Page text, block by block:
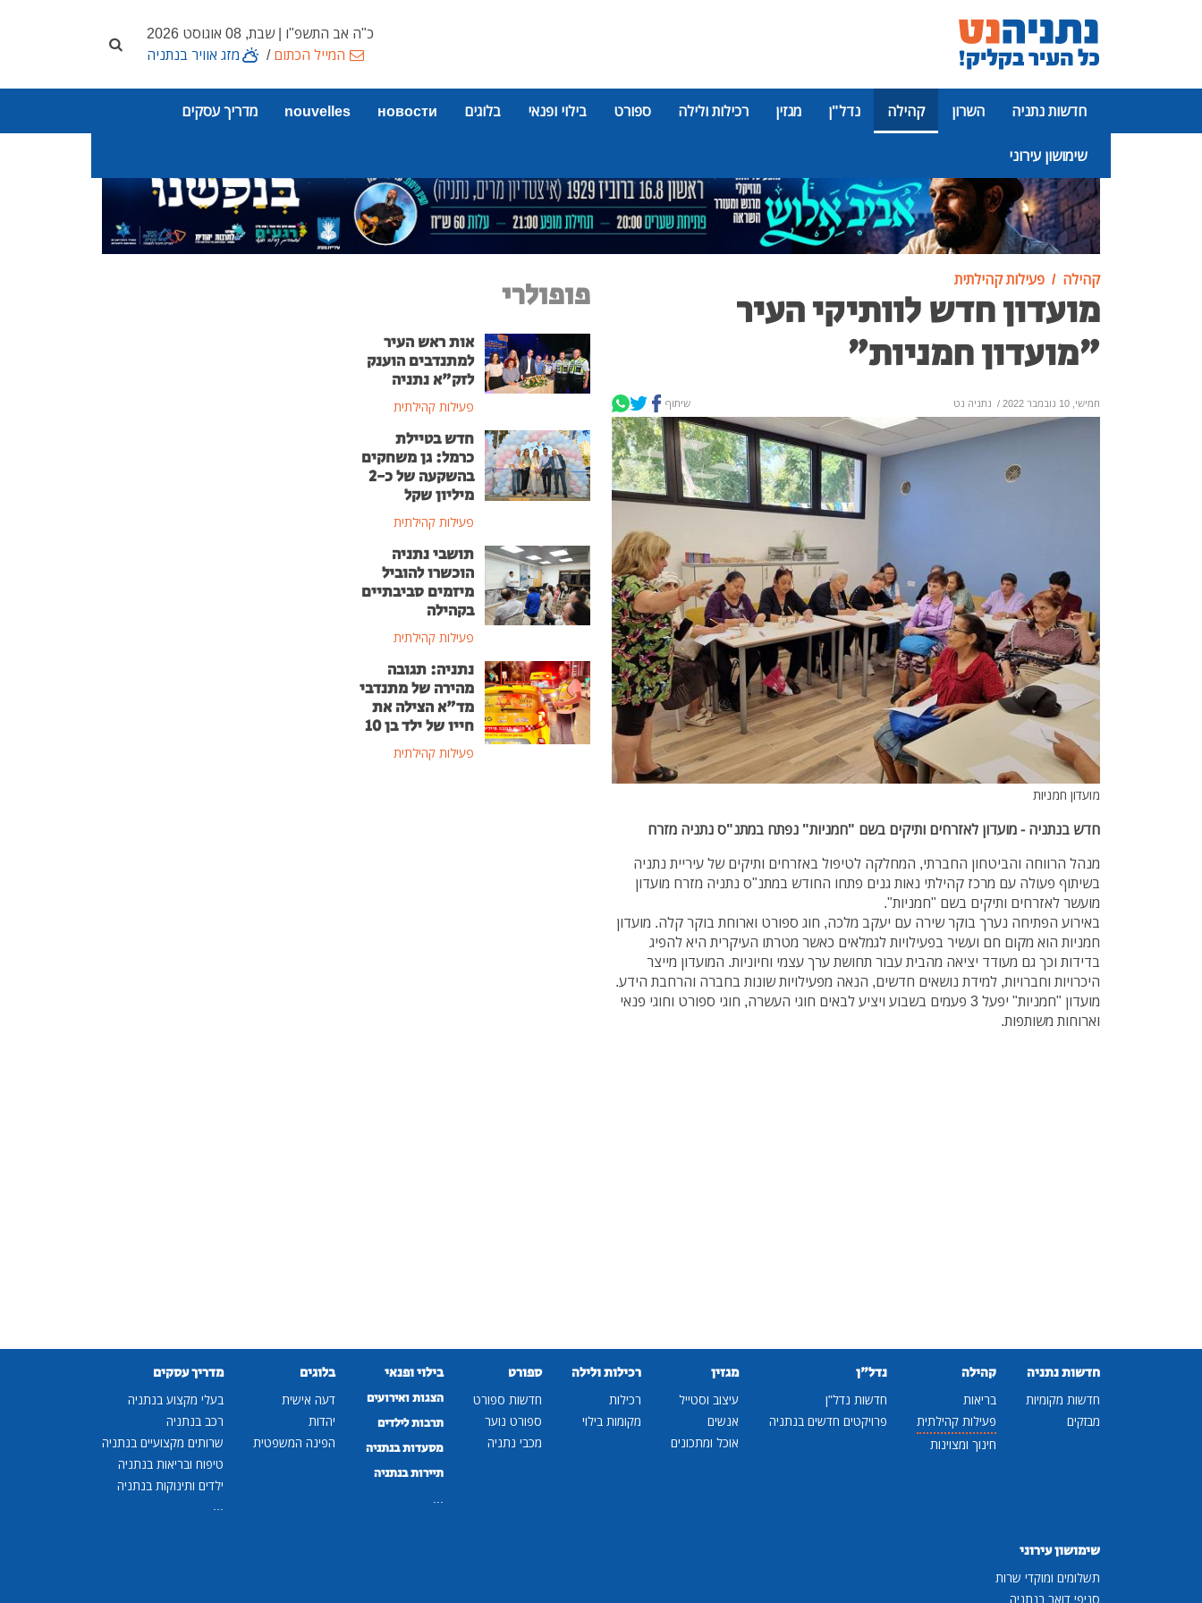
כ"ה אב התשפ"ו | שבת, 08 אוגוסט 2026
המייל הכתום/ מזג אוויר בנתניה
חדשות נתניה השרון קהילה נדל"ן מגזין רכילות ולילה ספורט בילוי ופנאי בלוגים новости
nouvelles מדריך עסקים
שימושון עירוני
פרסומת
קהילה פעילות קהילתית
מועדון חדש לוותיקי העיר
"מועדון חמניות"
חמישי, 10 נובמבר 2022 / נתניה נט שיתוף
מועדון חמניות
חדש בנתניה - מועדון לאזרחים ותיקים בשם "חמניות" נפתח במתנ"ס נתניה מזרח
מנהל הרווחה והביטחון החברתי, המחלקה לטיפול באזרחים ותיקים של עיריית נתניה
בשיתוף פעולה עם מרכז קהילתי נאות גנים פתחו החודש במתנ"ס נתניה מזרח מועדון
מועשר לאזרחים ותיקים בשם "חמניות".
באירוע הפתיחה נערך בוקר שירה עם יעקב מלכה, חוג ספורט וארוחת בוקר קלה. מועדון
חמניות הוא מקום חם ועשיר בפעילויות לגמלאים כאשר מטרתו העיקרית היא להפיג
בדידות וכך גם מעודד יציאה מהבית עבור תחושת ערך עצמי וחיוניות. המועדון מייצר
היכרויות וחברויות, למידת נושאים חדשים, הנאה מפעילויות שונות בחברה והרחבת הידע.
מועדון "חמניות" יפעל 3 פעמים בשבוע ויציע לבאים חוגי העשרה, חוגי ספורט וחוגי פנאי
וארוחות משותפות.
פופולרי
אות ראש העיר
למתנדבים הוענק
לזק"א נתניה
פעילות קהילתית
חדש בטיילת
כרמל: גן משחקים
בהשקעה של כ-2
מיליון שקל
פעילות קהילתית
תושבי נתניה
הוכשרו להוביל
מיזמים סביבתיים
בקהילה
פעילות קהילתית
נתניה: תגובה
מהירה של מתנדבי
מד"א הצילה את
חייו של ילד בן 10
פעילות קהילתית
חדשות נתניה
חדשות מקומיות
מבזקים
קהילה
בריאות
פעילות קהילתית
חינוך ומצוינות
נדל"ן
חדשות נדל"ן
פרויקטים חדשים בנתניה
מגזין
עיצוב וסטייל
אנשים
אוכל ומתכונים
רכילות ולילה
רכילות
מקומות בילוי
ספורט
חדשות ספורט
ספורט נוער
מכבי נתניה
בילוי ופנאי
הצגות ואירועים
תרבות לילדים
מסעדות בנתניה
תיירות בנתניה
...
בלוגים
דעה אישית
יהדות
הפינה המשפטית
מדריך עסקים
בעלי מקצוע בנתניה
רכב בנתניה
שרותים מקצועיים בנתניה
טיפוח ובריאות בנתניה
ילדים ותינוקות בנתניה
...
שימושון עירוני
תשלומים ומוקדי שרות
סניפי דואר בנתניה